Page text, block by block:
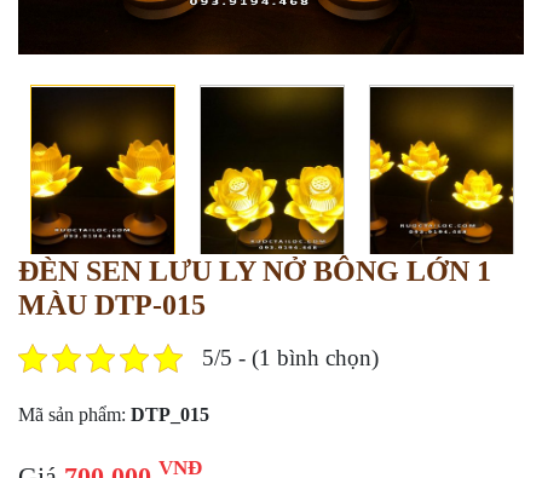
ĐÈN SEN LƯU LY NỞ BÔNG LỚN 1
MÀU DTP-015
5/5 - (1 bình chọn)
Mã sản phẩm: DTP_015
VNĐ